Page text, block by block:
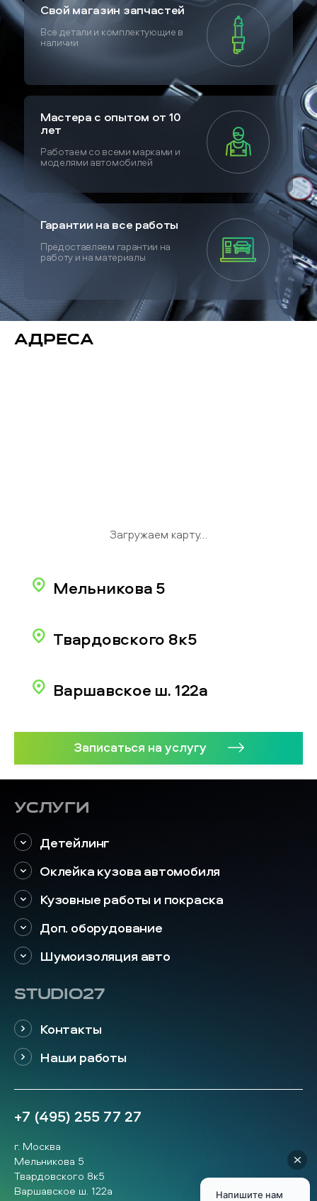
Свой магазин запчастей
Все детали и комплектующие в
наличии
Мастера с опытом от 10
лет
Работаем со всеми марками и
моделями автомобилей
Гарантии на все работы
Предоставляем гарантии на
работу и на материалы
Адреса
Адреса и ссылки для построения маршрута
Мельникова 5
Твардовского 8к5
Варшавское ш. 122а
Записаться на услугу
Услуги
Детейлинг
Оклейка кузова автомобиля
Кузовные работы и покраска
Доп. оборудование
Шумоизоляция авто
STUDIO27
Контакты
Наши работы
+7 (495) 255 77 27
г. Москва
Мельникова 5
Твардовского 8к5
Варшавское ш. 122а
Напишите нам